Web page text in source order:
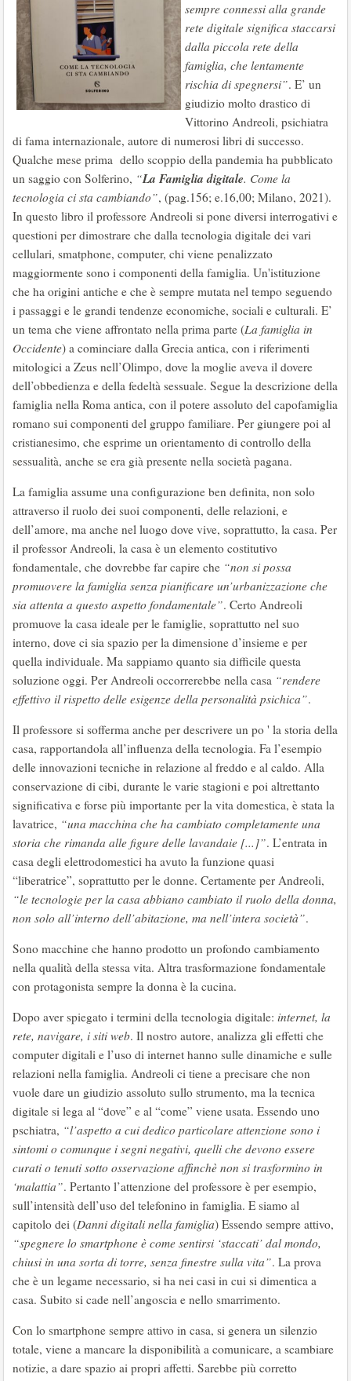
sempre connessi alla grande
rete digitale significa staccarsi
dalla piccola rete della
famiglia, che lentamente
rischia di spegnersi”. E’ un
giudizio molto drastico di
Vittorino Andreoli, psichiatra
di fama internazionale, autore di numerosi libri di successo.
Qualche mese prima dello scoppio della pandemia ha pubblicato
un saggio con Solferino, “La Famiglia digitale. Come la
tecnologia ci sta cambiando”, (pag.156; e.16,00; Milano, 2021).
In questo libro il professore Andreoli si pone diversi interrogativi e
questioni per dimostrare che dalla tecnologia digitale dei vari
cellulari, smatphone, computer, chi viene penalizzato
maggiormente sono i componenti della famiglia. Un'istituzione
che ha origini antiche e che è sempre mutata nel tempo seguendo
i passaggi e le grandi tendenze economiche, sociali e culturali. E’
un tema che viene affrontato nella prima parte (La famiglia in
Occidente) a cominciare dalla Grecia antica, con i riferimenti
mitologici a Zeus nell’Olimpo, dove la moglie aveva il dovere
dell’obbedienza e della fedeltà sessuale. Segue la descrizione della
famiglia nella Roma antica, con il potere assoluto del capofamiglia
romano sui componenti del gruppo familiare. Per giungere poi al
cristianesimo, che esprime un orientamento di controllo della
sessualità, anche se era già presente nella società pagana.
La famiglia assume una configurazione ben definita, non solo
attraverso il ruolo dei suoi componenti, delle relazioni, e
dell’amore, ma anche nel luogo dove vive, soprattutto, la casa. Per
il professor Andreoli, la casa è un elemento costitutivo
fondamentale, che dovrebbe far capire che “non si possa
promuovere la famiglia senza pianificare un’urbanizzazione che
sia attenta a questo aspetto fondamentale”. Certo Andreoli
promuove la casa ideale per le famiglie, soprattutto nel suo
interno, dove ci sia spazio per la dimensione d’insieme e per
quella individuale. Ma sappiamo quanto sia difficile questa
soluzione oggi. Per Andreoli occorrerebbe nella casa “rendere
effettivo il rispetto delle esigenze della personalità psichica”.
Il professore si sofferma anche per descrivere un po ' la storia della
casa, rapportandola all’influenza della tecnologia. Fa l’esempio
delle innovazioni tecniche in relazione al freddo e al caldo. Alla
conservazione di cibi, durante le varie stagioni e poi altrettanto
significativa e forse più importante per la vita domestica, è stata la
lavatrice, “una macchina che ha cambiato completamente una
storia che rimanda alle figure delle lavandaie [...]”. L’entrata in
casa degli elettrodomestici ha avuto la funzione quasi
“liberatrice”, soprattutto per le donne. Certamente per Andreoli,
“le tecnologie per la casa abbiano cambiato il ruolo della donna,
non solo all’interno dell’abitazione, ma nell’intera società”.
Sono macchine che hanno prodotto un profondo cambiamento
nella qualità della stessa vita. Altra trasformazione fondamentale
con protagonista sempre la donna è la cucina.
Dopo aver spiegato i termini della tecnologia digitale: internet, la
rete, navigare, i siti web. Il nostro autore, analizza gli effetti che
computer digitali e l’uso di internet hanno sulle dinamiche e sulle
relazioni nella famiglia. Andreoli ci tiene a precisare che non
vuole dare un giudizio assoluto sullo strumento, ma la tecnica
digitale si lega al “dove” e al “come” viene usata. Essendo uno
pschiatra, “l’aspetto a cui dedico particolare attenzione sono i
sintomi o comunque i segni negativi, quelli che devono essere
curati o tenuti sotto osservazione affinchè non si trasformino in
‘malattia”. Pertanto l’attenzione del professore è per esempio,
sull’intensità dell’uso del telefonino in famiglia. E siamo al
capitolo dei (Danni digitali nella famiglia) Essendo sempre attivo,
“spegnere lo smartphone è come sentirsi ‘staccati’ dal mondo,
chiusi in una sorta di torre, senza finestre sulla vita”. La prova
che è un legame necessario, si ha nei casi in cui si dimentica a
casa. Subito si cade nell’angoscia e nello smarrimento.
Con lo smartphone sempre attivo in casa, si genera un silenzio
totale, viene a mancare la disponibilità a comunicare, a scambiare
notizie, a dare spazio ai propri affetti. Sarebbe più corretto